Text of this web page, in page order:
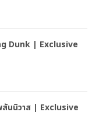
Dunk | Exclusive
นนิวาส | Exclusive